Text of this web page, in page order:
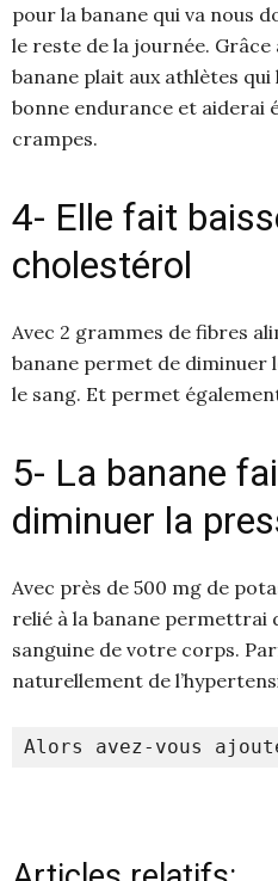
pour la banane qui va nous
le reste de la journée. Grâce
banane plait aux athlètes
bonne endurance et aiderai
crampes.
4- Elle fait
cholestérol
Avec 2 grammes de fibres
banane permet de diminuer
le sang. Et permet
5- La banane
diminuer la
Avec près de 500 mg de
relié à la banane permettrai
sanguine de votre corps.
naturellement de
Alors avez-vous